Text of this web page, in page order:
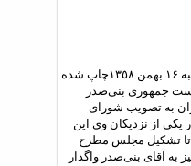
خبر «بنی‌صدر رئیس شورای انقلاب شد» برای اولین بار در روزنامه کیهان روز سه‌شنبه ١۶ بهمن ١٣٥٨چاپ شده
جمهوری بنی‌صدر
به تصویب شورای
یکی از نزدیکان وی این
تا تشکیل مجلس مطرح
آقای بنی‌صدر واگذار